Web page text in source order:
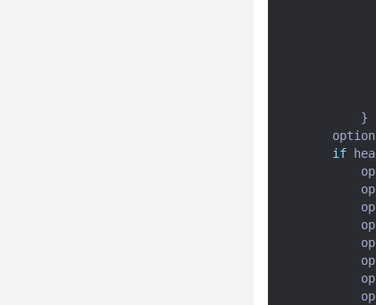
}
if